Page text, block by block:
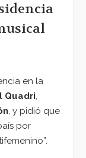
en la
Quadri,
, y pidió que
por